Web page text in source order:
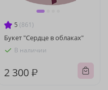
5 (861)
Букет "Сердце в облаках"
В наличии
2 300 ₽